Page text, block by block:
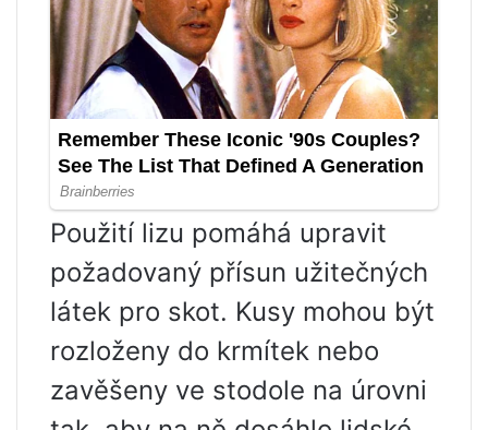
Použití lizu pomáhá upravit
požadovaný přísun užitečných
látek pro skot. Kusy mohou být
rozloženy do krmítek nebo
zavěšeny ve stodole na úrovni